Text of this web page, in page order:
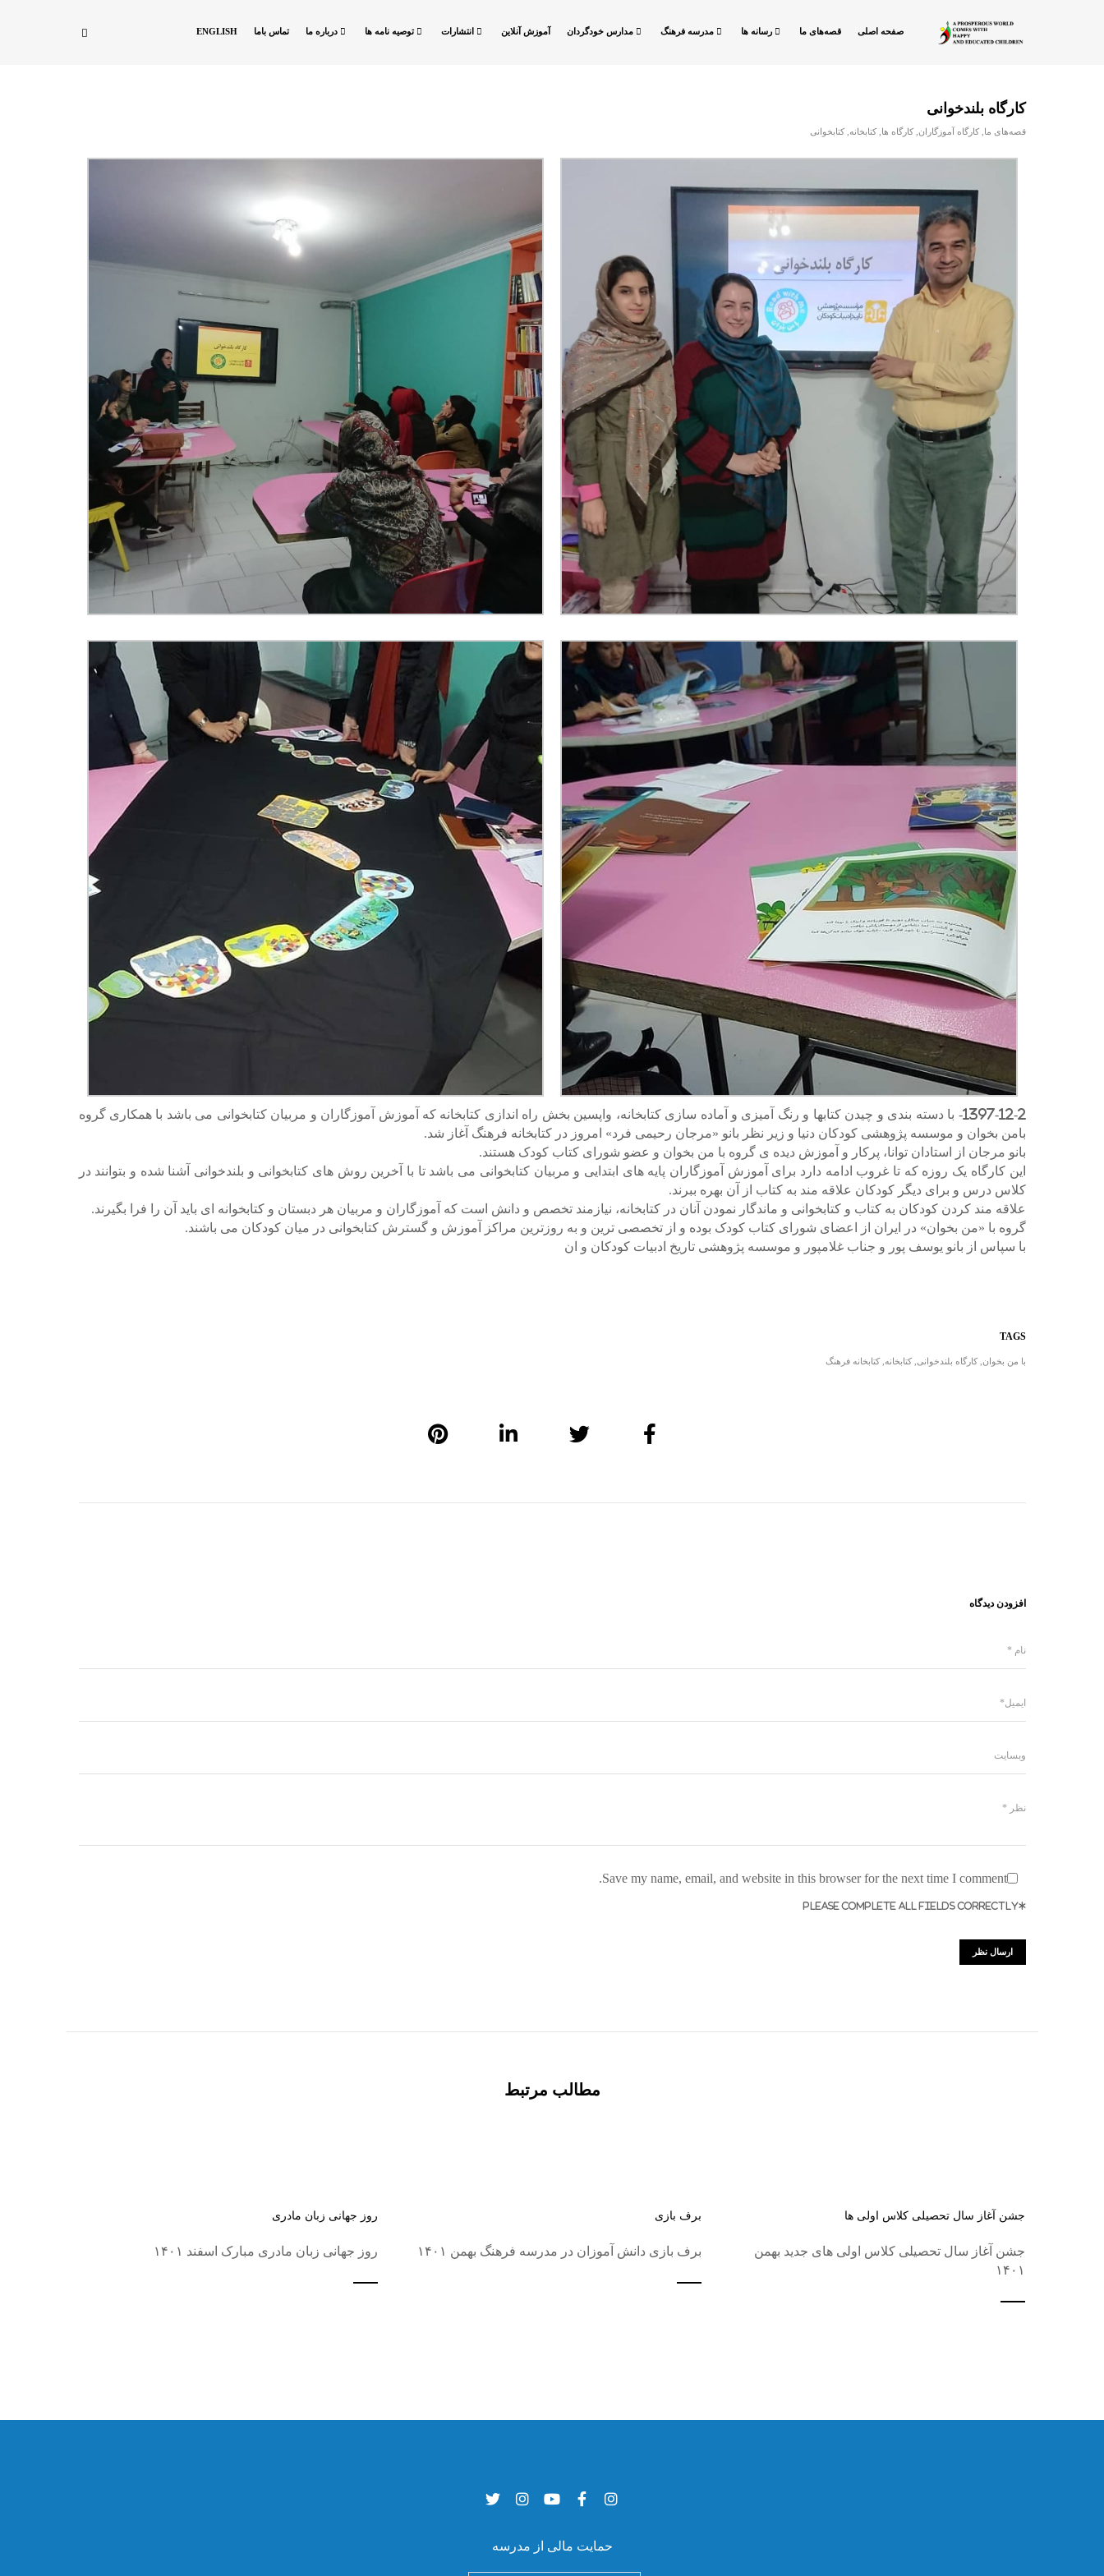
صفحه اصلی قصه‌های ما رسانه ها مدرسه فرهنگ مدارس خودگردان آموزش آنلاین انتشارات توصیه نامه ها درباره ما تماس باما ENGLISH
کارگاه بلندخوانی
قصه‌های ما ,کارگاه آموزگاران ,کارگاه ها ,کتابخانه ,کتابخوانی
1397-12-2- با دسته بندی و چیدن کتابها و رنگ آمیزی و آماده سازی کتابخانه، واپسین بخش راه اندازی کتابخانه که آموزش آموزگاران و مربیان کتابخوانی می باشد با همکاری گروه
بامن بخوان و موسسه پژوهشی کودکان دنیا و زیر نظر بانو «مرجان رحیمی فرد» امروز در کتابخانه فرهنگ آغاز شد.
بانو مرجان از استادان توانا، پرکار و آموزش دیده ی گروه با من بخوان و عضو شورای کتاب کودک هستند.
این کارگاه یک روزه که تا غروب ادامه دارد برای آموزش آموزگاران پایه های ابتدایی و مربیان کتابخوانی می باشد تا با آخرین روش های کتابخوانی و بلندخوانی آشنا شده و بتوانند در
کلاس درس و برای دیگر کودکان علاقه مند به کتاب از آن بهره ببرند.
علاقه مند کردن کودکان به کتاب و کتابخوانی و ماندگار نمودن آنان در کتابخانه، نیازمند تخصص و دانش است که آموزگاران و مربیان هر دبستان و کتابخوانه ای باید آن را فرا بگیرند.
گروه با «من بخوان» در ایران از اعضای شورای کتاب کودک بوده و از تخصصی ترین و به روزترین مراکز آموزش و گسترش کتابخوانی در میان کودکان می باشند.
با سپاس از بانو یوسف پور و جناب غلامپور و موسسه پژوهشی تاریخ ادبیات کودکان و ان
TAGS
با من بخوان ,کارگاه بلندخوانی ,کتابخانه ,کتابخانه فرهنگ
افزودن دیدگاه
Save my name, email, and website in this browser for the next time I comment.
*PLEASE COMPLETE ALL FIELDS CORRECTLY
مطالب مرتبط
روز جهانی زبان مادری
روز جهانی زبان مادری مبارک اسفند ۱۴۰۱
برف بازی
برف بازی دانش آموزان در مدرسه فرهنگ بهمن ۱۴۰۱
جشن آغاز سال تحصیلی کلاس اولی ها
جشن آغاز سال تحصیلی کلاس اولی های جدید بهمن
۱۴۰۱
حمایت مالی از مدرسه